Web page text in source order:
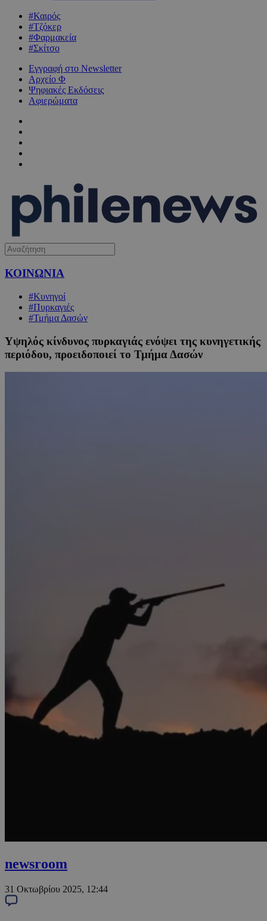
#Καιρός
#Τζόκερ
#Φαρμακεία
#Σκίτσο
Εγγραφή στο Newsletter
Αρχείο Φ
Ψηφιακές Εκδόσεις
Αφιερώματα
ΚΟΙΝΩΝΙΑ
#Κυνηγοί
#Πυρκαγιές
#Τμήμα Δασών
Υψηλός κίνδυνος πυρκαγιάς ενόψει της κυνηγετικής
περιόδου, προειδοποιεί το Τμήμα Δασών
newsroom
31 Οκτωβρίου 2025, 12:44